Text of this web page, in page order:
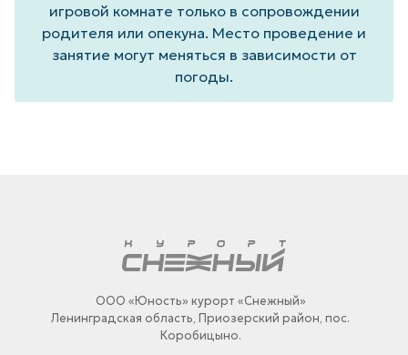
игровой комнате только в сопровождении
родителя или опекуна. Место проведение и
занятие могут меняться в зависимости от
погоды.
ООО «Юность» курорт «Снежный»
Ленинградская область, Приозерский район, пос.
Коробицыно.